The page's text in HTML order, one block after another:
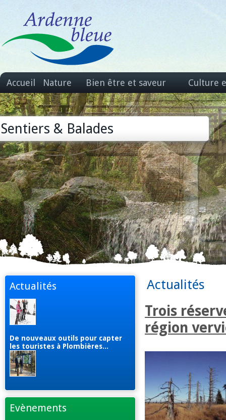
Accueil Nature Bien être et saveur Culture
Sentiers & Balades
Actualités
De nouveaux outils pour capter
les touristes à Plombières...
Evènements
Actualités
Trois
région